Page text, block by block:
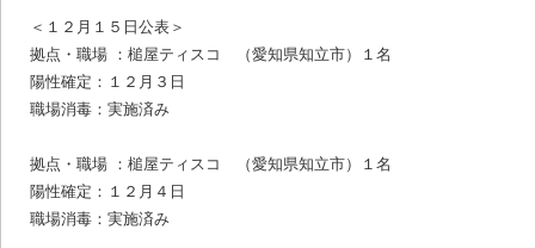
＜１２月１５日公表＞
拠点・職場 ：槌屋ティスコ （愛知県知立市）１名
陽性確定：１２月３日
職場消毒：実施済み
拠点・職場 ：槌屋ティスコ （愛知県知立市）１名
陽性確定：１２月４日
職場消毒：実施済み